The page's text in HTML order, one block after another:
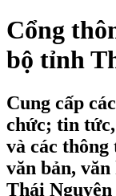
Cổng
bộ tỉnh
Cung cấp
chức; tin
và các
văn bản,
Thái